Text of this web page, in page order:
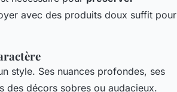
avec des produits doux suffit pour
style. Ses nuances profondes, ses
des décors sobres ou audacieux.